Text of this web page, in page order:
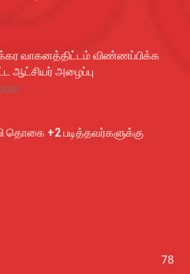
வாகனத்திட்டம் விண்ணப்பிக்க
ஆட்சியர் அழைப்பு
தொகை +2 படித்தவர்களுக்கு
78